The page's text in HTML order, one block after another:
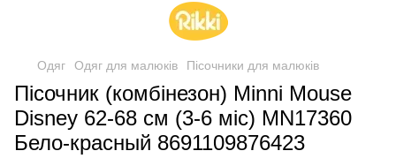
Одяг Одяг для малюків Пісочники для малюків
Пісочник (комбінезон) Minni Mouse
Disney 62-68 см (3-6 міс) MN17360
Бело-красный 8691109876423